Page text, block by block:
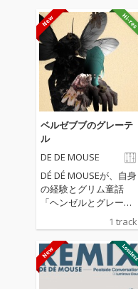
ベルゼブブのグレーテ
ル
DE DE MOUSE
DÉ DÉ MOUSEが、自身
の経験とグリム童話
「ヘンゼルとグレーテ
クメルヘンボカロ『ベ
ルゼブブのグレーテ
ル』をリリース！ 蝿の
羽音から始まる今作
1 track